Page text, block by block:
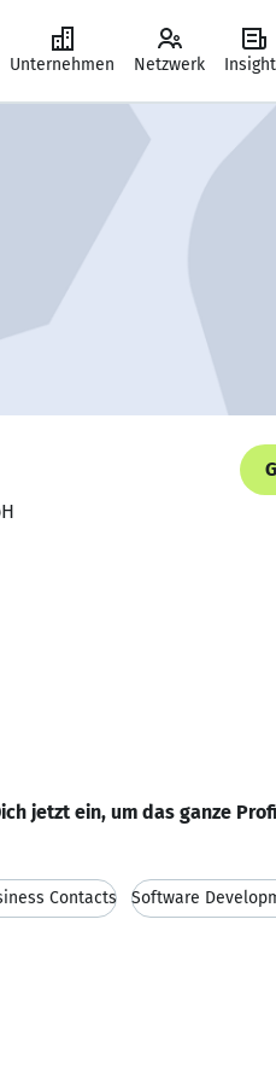
Unternehmen Netzwerk
jetzt ein, um das ganze
Contacts Software